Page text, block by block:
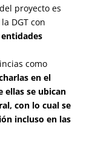
proyecto es
DGT con
entidades
como
en el
ellas se ubican
con lo cual se
incluso en las